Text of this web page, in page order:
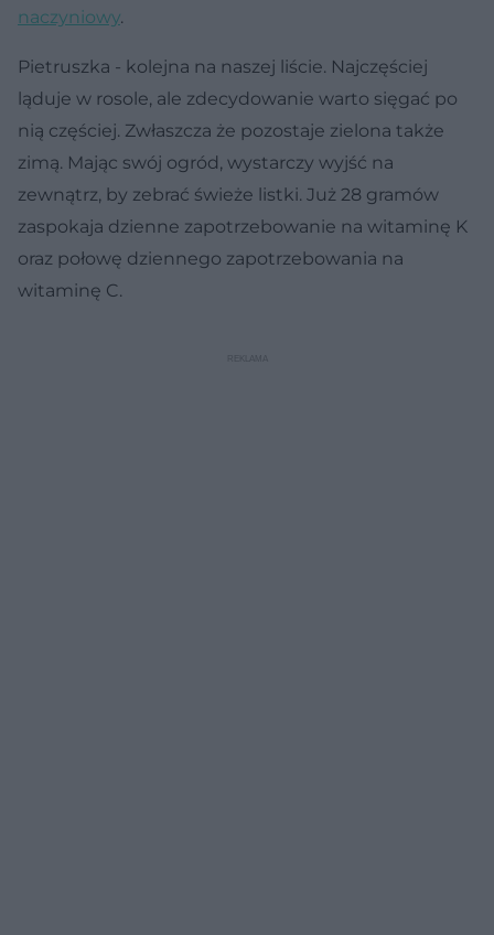
naczyniowy.
Pietruszka - kolejna na naszej liście. Najczęściej
ląduje w rosole, ale zdecydowanie warto sięgać po
nią częściej. Zwłaszcza że pozostaje zielona także
zimą. Mając swój ogród, wystarczy wyjść na
zewnątrz, by zebrać świeże listki. Już 28 gramów
zaspokaja dzienne zapotrzebowanie na witaminę K
oraz połowę dziennego zapotrzebowania na
witaminę C.